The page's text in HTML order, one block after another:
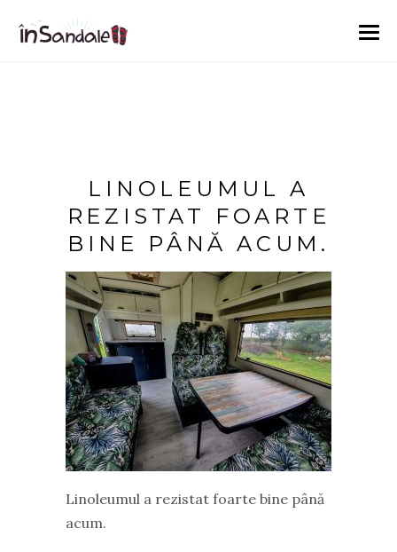
LINOLEUMUL A
REZISTAT FOARTE
BINE PÂNĂ ACUM.
Linoleumul a rezistat foarte bine până
acum.